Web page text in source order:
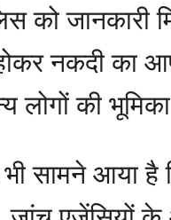
को जानकारी
नकदी का
की
सामने आया है